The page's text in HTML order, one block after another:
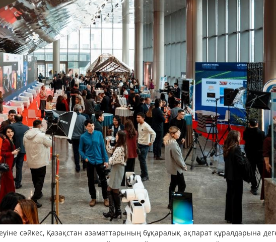
сәйкес, Қазақстан азаматтарының бұқаралық ақпарат құралдарына